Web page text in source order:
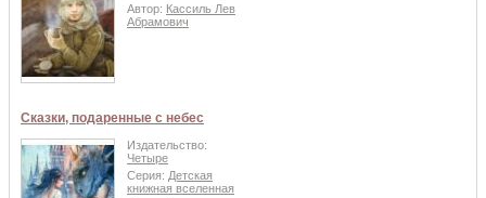
Автор: Кассиль Лев
Абрамович
Сказки, подаренные с небес
Издательство:
Четыре
Серия: Детская
книжная вселенная